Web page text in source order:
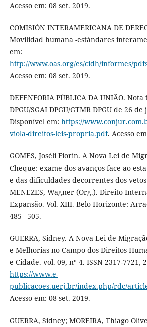
Acesso em: 08 set. 2019.
COMISIÓN INTERAMERICANA DE
Movilidad humana -estándares
em:
http://www.oas.org/es/cidh/informes/
Acesso em: 08 set. 2019.
DEFENFORIA PÚBLICA DA UNIÃO. Nota
DPGU/SGAI DPGU/GTMR DPGU de 26
Disponível em: https://
viola-direitos-leis-propria.pdf. Acesso
GOMES, Joséli Fiorin. A Nova Lei de
Cheque: exame dos avanços face ao
e das dificuldades decorrentes dos
MENEZES, Wagner (Org.). Direito
Expansão. Vol. XIII. Belo Horizonte:
485 –505.
GUERRA, Sidney. A Nova Lei de
e Melhorias no Campo dos Direitos
e Cidade. vol. 09, nº 4. ISSN 2317-7721,
https://www.e-
publicacoes.uerj.br/index.php/rdc/
Acesso em: 08 set. 2019.
GUERRA, Sidney; MOREIRA, Thiago